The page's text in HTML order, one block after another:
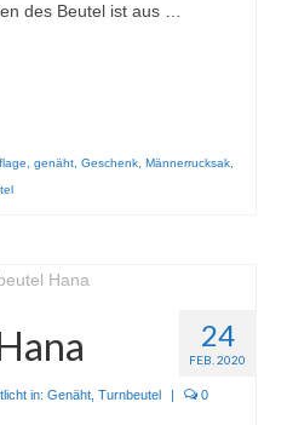
des Beutel ist aus …
, genäht, Geschenk, Männerrucksak,
24
FEB. 2020
in: Genäht Turnbeutel | 0